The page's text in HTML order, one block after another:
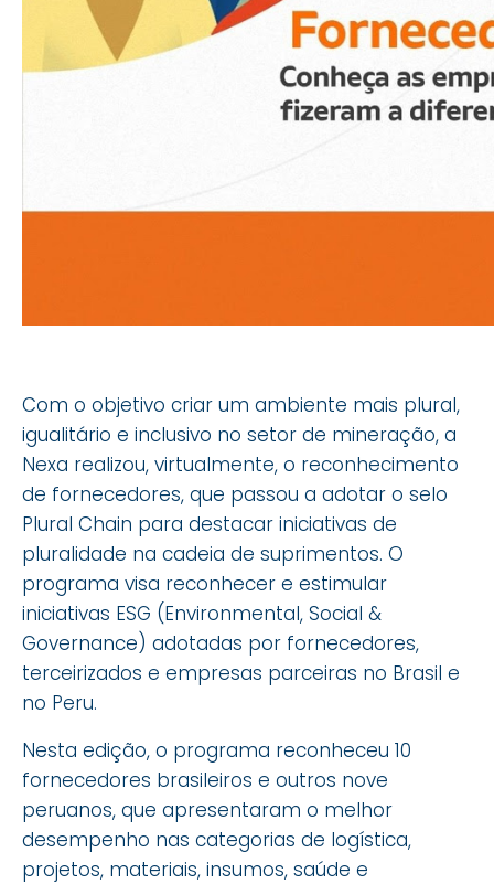
Com o objetivo criar um ambiente mais plural,
igualitário e inclusivo no setor de mineração, a
Nexa realizou, virtualmente, o reconhecimento
de fornecedores, que passou a adotar o selo
Plural Chain para destacar iniciativas de
pluralidade na cadeia de suprimentos. O
programa visa reconhecer e estimular
iniciativas ESG (Environmental, Social &
Governance) adotadas por fornecedores,
terceirizados e empresas parceiras no Brasil e
no Peru.
Nesta edição, o programa reconheceu 10
fornecedores brasileiros e outros nove
peruanos, que apresentaram o melhor
desempenho nas categorias de logística,
projetos, materiais, insumos, saúde e